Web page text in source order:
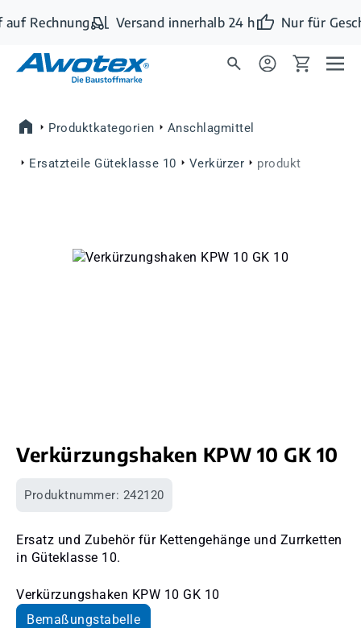
Zum Hauptinhalt springen
Rechnung Versand innerhalb 24 h Nur für
Produktkategorien Anschlagmittel
Ersatzteile Güteklasse 10 Verkürzer produkt
Bildergalerie überspringen
Verkürzungshaken KPW 10 GK 10
Produktnummer: 242120
Ersatz und Zubehör für Kettengehänge und Zurrketten
in Güteklasse 10.
Verkürzungshaken KPW 10 GK 10
Bemaßungstabelle